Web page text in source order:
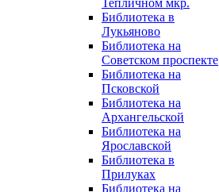
Тепличном мкр.
Библиотека в
Лукьяново
Библиотека на
Советском проспекте
Библиотека на
Псковской
Библиотека на
Архангельской
Библиотека на
Ярославской
Библиотека в
Прилуках
Библиотека на